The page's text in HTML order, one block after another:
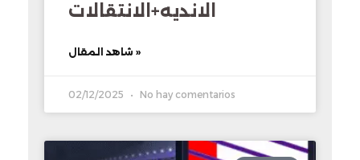
الانديه+الانتقالات
شاهد المقال »
02/12/2025 No hay comentarios